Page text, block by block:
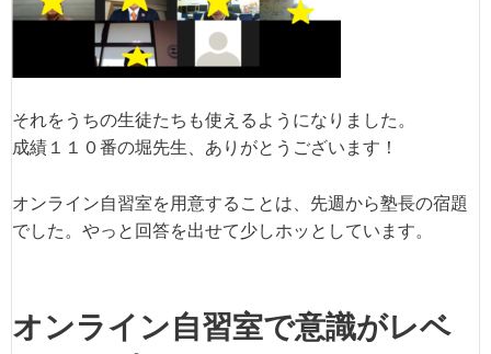
それをうちの生徒たちも使えるようになりました。
成績１１０番の堀先生、ありがとうございます！
オンライン自習室を用意することは、先週から塾長の宿題
でした。やっと回答を出せて少しホッとしています。
オンライン自習室で意識がレベ